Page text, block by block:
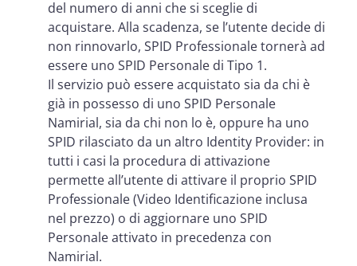
del numero di anni che si sceglie di
acquistare. Alla scadenza, se l’utente decide di
non rinnovarlo, SPID Professionale tornerà ad
essere uno SPID Personale di Tipo 1.
Il servizio può essere acquistato sia da chi è
già in possesso di uno SPID Personale
Namirial, sia da chi non lo è, oppure ha uno
SPID rilasciato da un altro Identity Provider: in
tutti i casi la procedura di attivazione
permette all’utente di attivare il proprio SPID
Professionale (Video Identificazione inclusa
nel prezzo) o di aggiornare uno SPID
Personale attivato in precedenza con
Namirial.